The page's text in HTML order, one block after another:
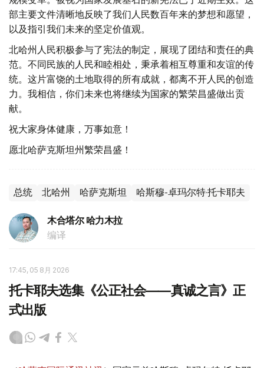
部主要文件清晰地反映了我们人民数百年来的梦想和愿望，
以及指引我们未来的坚定价值观。
北哈州人民积极参与了宪法的制定，展现了团结和责任的典
范。不同民族的人民和睦相处，秉承着相互尊重和友谊的传
统。这片富饶的土地取得的所有成就，都离不开人民的创造
力。我相信，你们未来也将继续为国家的繁荣昌盛做出贡
献。
祝大家身体健康，万事如意！
愿北哈萨克斯坦州繁荣昌盛！
总统 北哈州 哈萨克斯坦 哈斯穆-卓玛尔特·托卡耶夫
木合塔尔 哈力木拉
编译
17:45, 05 8月 2026
托卡耶夫选集《公正社会——真诚之言》正
式出版